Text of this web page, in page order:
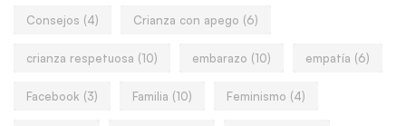
Consejos (4) Crianza con apego (6)
crianza respetuosa (10) embarazo (10) empatía (6)
Facebook (3) Familia (10) Feminismo (4)